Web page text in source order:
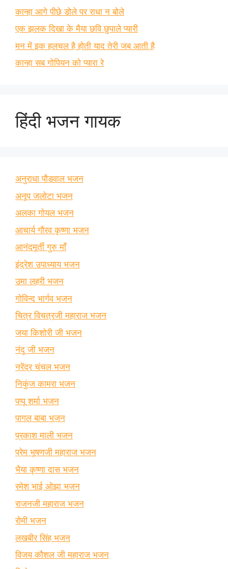
कान्हा आगे पीछे डोले पर राधा न बोले
एक झलक दिखा के मैया छवि छुपाले प्यारी
मन में इक हलचल है होती याद तेरी जब आती है
कान्हा सब गोपियन को प्यारा रे
हिंदी भजन गायक
अनुराधा पौडवाल भजन
अनूप जलोटा भजन
अलका गोयल भजन
आचार्य गौरव कृष्णा भजन
आनंदमूर्ती गुरु माँ
इंद्रेश उपाध्याय भजन
उमा लहरी भजन
गोविन्द भार्गव भजन
चित्र विचत्रजी महाराज भजन
जया किशोरी जी भजन
नंदू जी भजन
नरेंद्र चंचल भजन
निकुंज कामरा भजन
पप्पू शर्मा भजन
पागल बाबा भजन
प्रकाश माली भजन
प्रेम भूषणजी महाराज भजन
भैया कृष्णा दास भजन
रमेश भाई ओझा भजन
राजनजी महाराज भजन
रोमी भजन
लखबीर सिंह भजन
विजय कौशल जी महाराज भजन